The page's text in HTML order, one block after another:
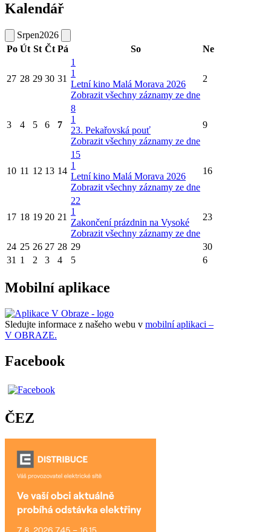
Kalendář
Srpen2026
Po Út St Čt Pá So Ne
27 28 29 30 31
1
1
Letní kino Malá Morava 2026
Zobrazit všechny záznamy ze dne
2
3 4 5 6 7
8
1
23. Pekařovská pouť
Zobrazit všechny záznamy ze dne
9
10 11 12 13 14
15
1
Letní kino Malá Morava 2026
Zobrazit všechny záznamy ze dne
16
17 18 19 20 21
22
1
Zakončení prázdnin na Vysoké
Zobrazit všechny záznamy ze dne
23
24 25 26 27 28 29
30
31 1 2 3 4 5 6
Mobilní aplikace
Sledujte informace z našeho webu v mobilní aplikaci –
V OBRAZE.
Facebook
ČEZ